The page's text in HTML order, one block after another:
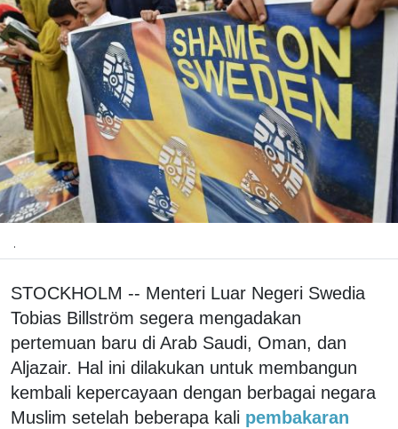
.
STOCKHOLM -- Menteri Luar Negeri Swedia
Tobias Billström segera mengadakan
pertemuan baru di Arab Saudi, Oman, dan
Aljazair. Hal ini dilakukan untuk membangun
kembali kepercayaan dengan berbagai negara
Muslim setelah beberapa kali pembakaran